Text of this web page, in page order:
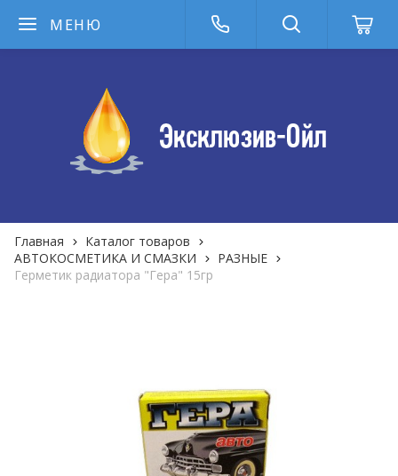
МЕНЮ
Главная
Каталог товаров
АВТОКОСМЕТИКА И СМАЗКИ
РАЗНЫЕ
Герметик радиатора "Гера" 15гр